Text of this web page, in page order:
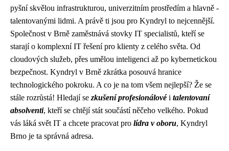
pyšní skvělou infrastrukturou, univerzitním prostředím a hlavně -
talentovanými lidmi. A právě ti jsou pro Kyndryl to nejcennější.
Společnost v Brně zaměstnává stovky IT specialistů, kteří se
starají o komplexní IT řešení pro klienty z celého světa. Od
cloudových služeb, přes umělou inteligenci až po kybernetickou
bezpečnost. Kyndryl v Brně zkrátka posouvá hranice
technologického pokroku. A co je na tom všem nejlepší? Že se
stále rozrůstá! Hledají se zkušení profesionálovéi talentovaní
absolventi, kteří se chtějí stát součástí něčeho velkého. Pokud
vás láká svět IT a chcete pracovat pro lídra v oboru, Kyndryl
Brno je ta správná adresa.